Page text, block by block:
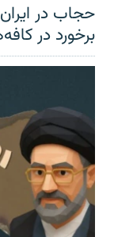
حجاب در
برخورد در